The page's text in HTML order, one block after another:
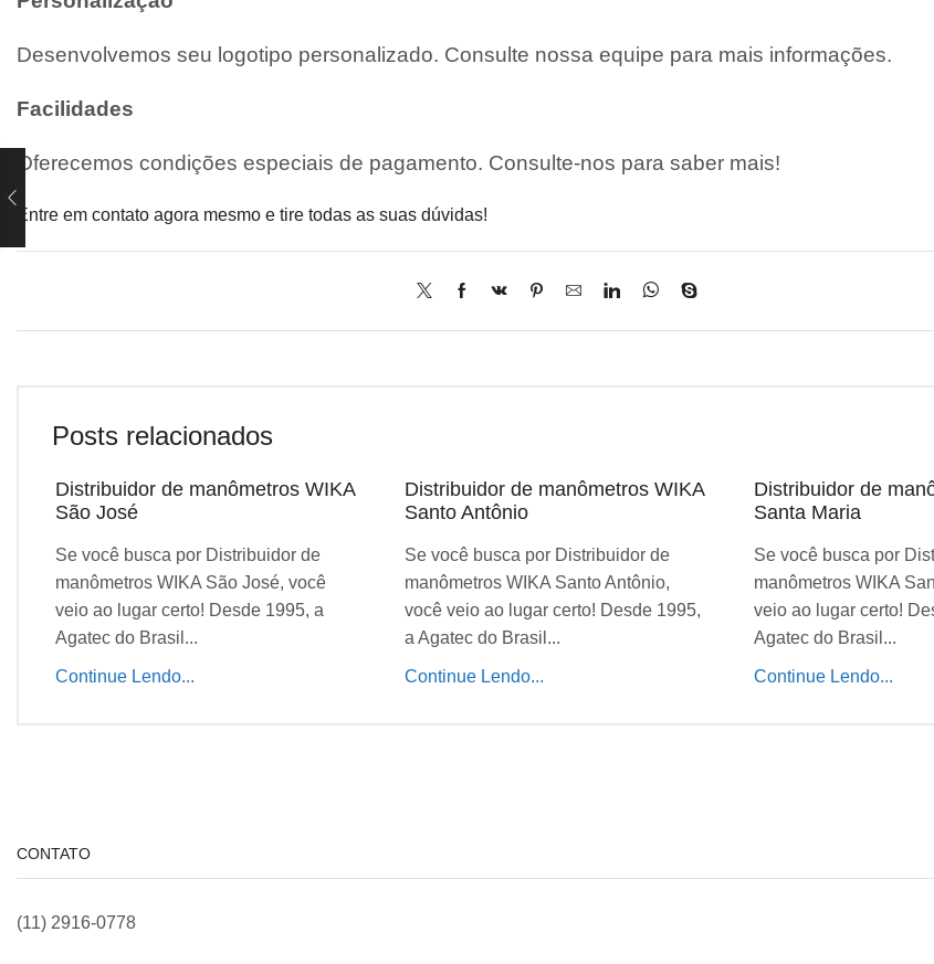
Desenvolvemos seu logotipo personalizado. Consulte nossa equipe para mais informações.
Facilidades
Oferecemos condições especiais de pagamento. Consulte-nos para saber mais!
Entre em contato agora mesmo e tire todas as suas dúvidas!
Posts relacionados
Distribuidor de manômetros WIKA
São José
Se você busca por Distribuidor de
manômetros WIKA São José, você
veio ao lugar certo! Desde 1995, a
Agatec do Brasil...
Continue Lendo...
Distribuidor de manômetros WIKA
Santo Antônio
Se você busca por Distribuidor de
manômetros WIKA Santo Antônio,
você veio ao lugar certo! Desde 1995,
a Agatec do Brasil...
Continue Lendo...
Distribuidor de
Santa Maria
Se você busca por
manômetros WIKA
veio ao lugar certo!
Agatec do Brasil...
Continue Lendo...
CONTATO
(11) 2916-0778